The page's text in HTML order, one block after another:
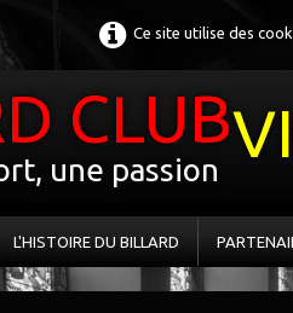
Ce site utilise des
CLUB
une passion
L'HISTOIRE DU BILLARD